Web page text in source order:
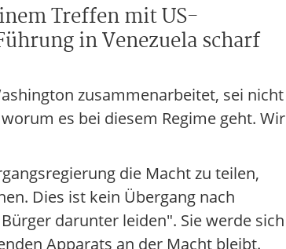
Treffen mit US-
in Venezuela scharf
zusammenarbeitet, sei nicht
es bei diesem Regime geht. Wir
die Macht zu teilen,
Dies ist kein Übergang nach
darunter leiden". Sie werde sich
Apparats an der Macht bleibt.